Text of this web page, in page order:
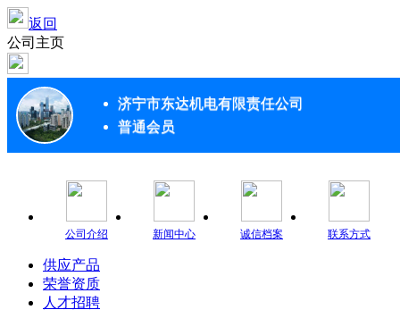
返回
公司主页
济宁市东达机电有限责任公司
普通会员
公司介绍 新闻中心 诚信档案 联系方式
供应产品
荣誉资质
人才招聘